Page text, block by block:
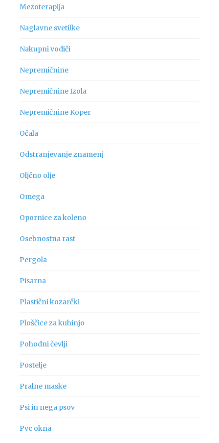
Mezoterapija
Naglavne svetilke
Nakupni vodiči
Nepremičnine
Nepremičnine Izola
Nepremičnine Koper
Očala
Odstranjevanje znamenj
Oljčno olje
Omega
Opornice za koleno
Osebnostna rast
Pergola
Pisarna
Plastični kozarčki
Ploščice za kuhinjo
Pohodni čevlji
Postelje
Pralne maske
Psi in nega psov
Pvc okna